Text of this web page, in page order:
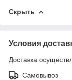
Скрыть
Условия
Доставка
Самовывоз